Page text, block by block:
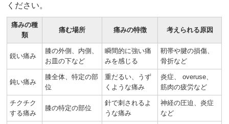
ください。
痛みの種
類
痛む場所 痛みの特徴 考えられる原因
鋭い痛み
膝の外側、内側、
お皿の下など
瞬間的に強い痛
みを感じる
靭帯や腱の損傷、
骨折など
鈍い痛み
膝全体、特定の部
位
重だるい、うず
くような痛み
炎症、 overuse、
筋肉の疲労など
チクチク
する痛み
膝の特定の部位
針で刺されるよ
うな痛み
神経の圧迫、炎症
など